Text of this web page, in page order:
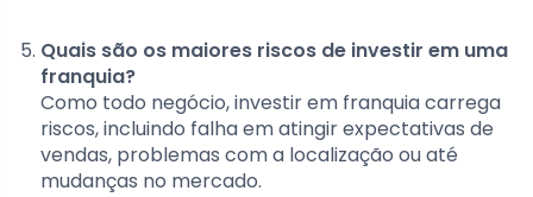
Quais são os maiores riscos de investir em uma
franquia?
Como todo negócio, investir em franquia carrega
riscos, incluindo falha em atingir expectativas de
vendas, problemas com a localização ou até
mudanças no mercado.